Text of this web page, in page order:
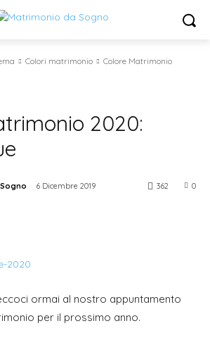
Colori matrimonio
Colore Matrimonio
2020:
6 Dicembre 2019 0
362
ormai al nostro appuntamento
per il prossimo anno.